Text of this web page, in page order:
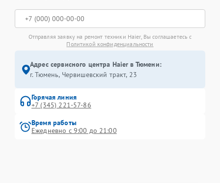
Отправляя заявку на ремонт техники Haier, Вы соглашаетесь с
Политикой конфиденциальности
Адрес сервисного центра Haier в Тюмени:
г. Тюмень, ​Червишевский тракт, 23
Горячая линия
+7 (345) 221-57-86
Время работы
Ежедневно с 9:00 до 21:00